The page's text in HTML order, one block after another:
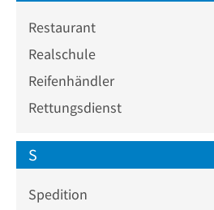
Restaurant
Realschule
Reifenhändler
Rettungsdienst
S
Spedition